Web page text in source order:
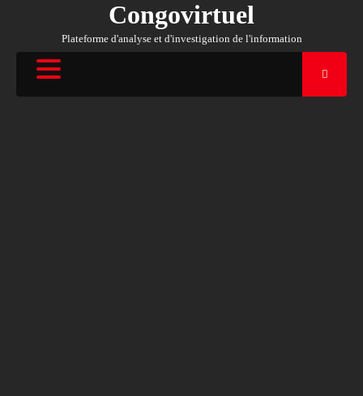
Congovirtuel
Plateforme d'analyse et d'investigation de l'information